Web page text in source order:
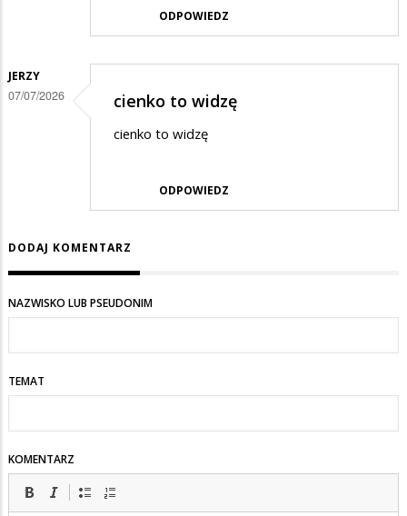
ODPOWIEDZ
JERZY
07/07/2026 cienko to widzę
cienko to widzę
ODPOWIEDZ
DODAJ KOMENTARZ
NAZWISKO LUB PSEUDONIM
TEMAT
KOMENTARZ